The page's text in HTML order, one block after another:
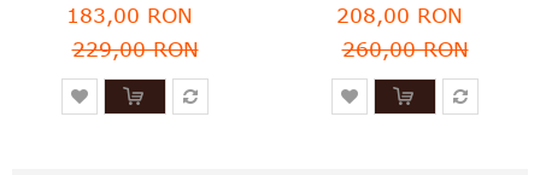
183,00 RON
229,00 RON
208,00 RON
260,00 RON